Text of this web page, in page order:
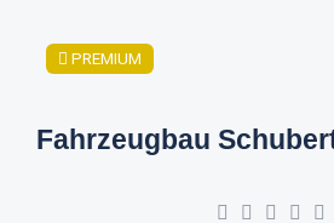
PREMIUM
Fahrzeugbau